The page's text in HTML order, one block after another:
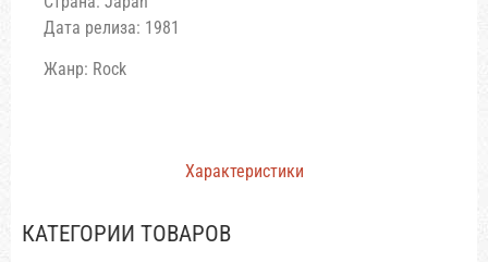
КАТЕГОРИИ ТОВАРОВ
Характеристики
Дата релиза: 1981
Жанр: Rock